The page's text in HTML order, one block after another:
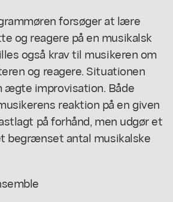
forsøger at lære
og reagere på en musikalsk
også krav til musikeren om
og reagere. Situationen
improvisation. Både
reaktion på en given
på forhånd, men udgør et
begrænset antal musikalske